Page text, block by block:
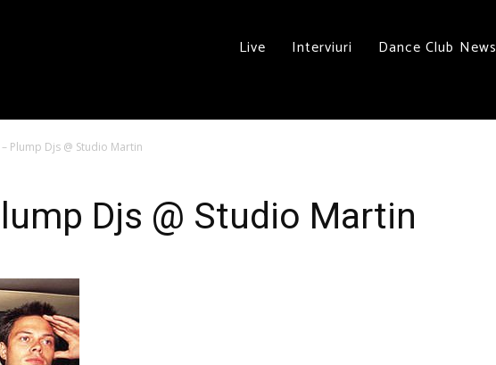
Live Interviuri Dance Club News
Plump Djs @ Studio Martin
Djs @ Studio Martin